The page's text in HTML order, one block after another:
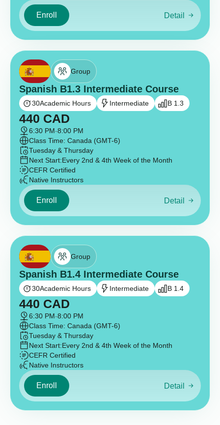
Enroll Detail
Group
Spanish B1.3 Intermediate Course
30Academic Hours Intermediate B 1.3
440 CAD
6:30 PM-8:00 PM
Class Time: Canada (GMT-6)
Tuesday & Thursday
Next Start:Every 2nd & 4th Week of the Month
CEFR Certified
Native Instructors
Enroll Detail
Group
Spanish B1.4 Intermediate Course
30Academic Hours Intermediate B 1.4
440 CAD
6:30 PM-8:00 PM
Class Time: Canada (GMT-6)
Tuesday & Thursday
Next Start:Every 2nd & 4th Week of the Month
CEFR Certified
Native Instructors
Enroll Detail